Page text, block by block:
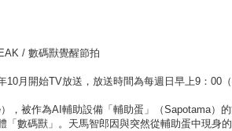
/ 數碼獸覺醒節拍
月開始TV放送，放送時間為每週日早上9：00（
，被作為AI輔助設備「輔助蛋」（Sapotama）
數碼獸」。天馬智郎因與突然從輔助蛋中現身